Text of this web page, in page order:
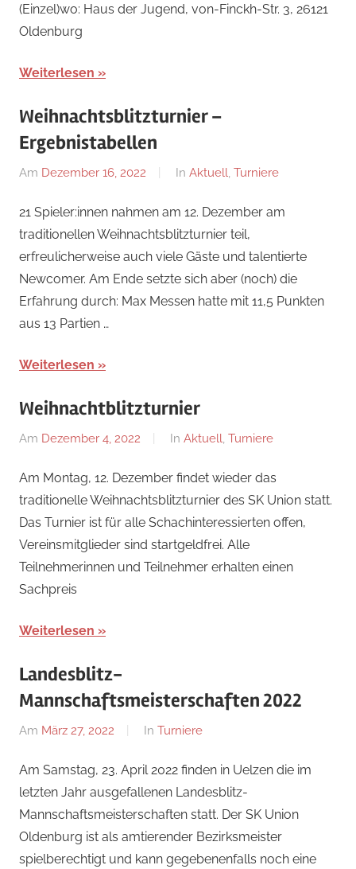
(Einzel)wo: Haus der Jugend, von-Finckh-Str. 3, 26121
Oldenburg
Weiterlesen
Weihnachtsblitzturnier –
Ergebnistabellen
Am Dezember 16, 2022
Von
In Aktuell, Turniere
21 Spieler:innen nahmen am 12. Dezember am
traditionellen Weihnachtsblitzturnier teil,
erfreulicherweise auch viele Gäste und talentierte
Newcomer. Am Ende setzte sich aber (noch) die
Erfahrung durch: Max Messen hatte mit 11,5 Punkten
aus 13 Partien …
Weiterlesen
Weihnachtblitzturnier
Am Dezember 4, 2022
Von
In Aktuell, Turniere
Am Montag, 12. Dezember findet wieder das
traditionelle Weihnachtsblitzturnier des SK Union statt.
Das Turnier ist für alle Schachinteressierten offen,
Vereinsmitglieder sind startgeldfrei. Alle
Teilnehmerinnen und Teilnehmer erhalten einen
Sachpreis
Weiterlesen
Landesblitz-
Mannschaftsmeisterschaften 2022
Am März 27, 2022
Von
Wagner
In Turniere
Am Samstag, 23. April 2022 finden in Uelzen die im
letzten Jahr ausgefallenen Landesblitz-
Mannschaftsmeisterschaften statt. Der SK Union
Oldenburg ist als amtierender Bezirksmeister
spielberechtigt und kann gegebenenfalls noch eine